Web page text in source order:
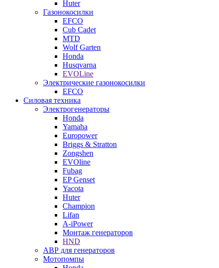
Huter
Газонокосилки
EFCO
Cub Cadet
MTD
Wolf Garten
Honda
Husqvarna
EVOLine
Электрические газонокосилки
EFCO
Силовая техника
Электрогенераторы
Honda
Yamaha
Europower
Briggs & Stratton
Zongshen
EVOline
Fubag
EP Genset
Yacota
Huter
Champion
Lifan
A-iPower
Монтаж генераторов
HND
АВР для генераторов
Мотопомпы